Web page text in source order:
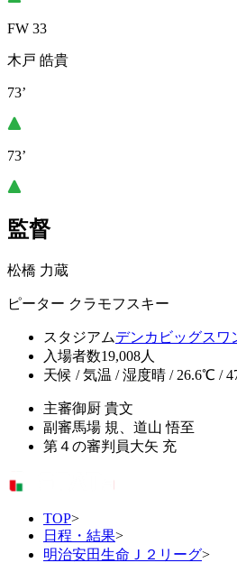
FW 33
木戸 皓貴
73’
73’
監督
松橋 力蔵
ピーター クラモフスキー
スタジアムデンカビッグスワ
入場者数19,008人
天候 / 気温 / 湿度晴 / 26.6℃ /
主審御厨 貴文
副審馬場 規、道山 悟至
第４の審判員大矢 充
TOP>
日程・結果>
明治安田生命Ｊ２リーグ>